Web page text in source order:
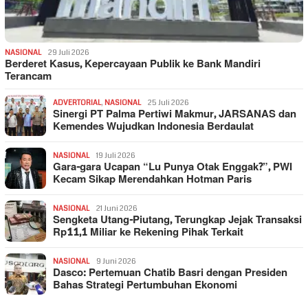
NASIONAL 29 Juli 2026
Berderet Kasus, Kepercayaan Publik ke Bank Mandiri
Terancam
ADVERTORIAL, NASIONAL 25 Juli 2026
Sinergi PT Palma Pertiwi Makmur, JARSANAS dan
Kemendes Wujudkan Indonesia Berdaulat
NASIONAL 19 Juli 2026
Gara-gara Ucapan “Lu Punya Otak Enggak?”, PWI
Kecam Sikap Merendahkan Hotman Paris
NASIONAL 21 Juni 2026
Sengketa Utang-Piutang, Terungkap Jejak Transaksi
Rp11,1 Miliar ke Rekening Pihak Terkait
NASIONAL 9 Juni 2026
Dasco: Pertemuan Chatib Basri dengan Presiden
Bahas Strategi Pertumbuhan Ekonomi